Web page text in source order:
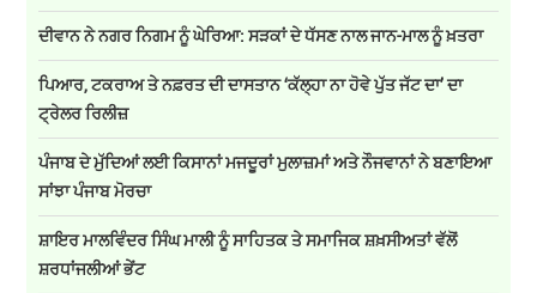
ਦੀਵਾਨ ਨੇ ਨਗਰ ਨਿਗਮ ਨੂੰ ਘੇਰਿਆ: ਸੜਕਾਂ ਦੇ ਧੱਸਣ ਨਾਲ ਜਾਨ-ਮਾਲ ਨੂੰ ਖ਼ਤਰਾ
ਪਿਆਰ, ਟਕਰਾਅ ਤੇ ਨਫ਼ਰਤ ਦੀ ਦਾਸਤਾਨ ‘ਕੱਲ੍ਹਾ ਨਾ ਹੋਵੇ ਪੁੱਤ ਜੱਟ ਦਾ’ ਦਾ
ਟ੍ਰੇਲਰ ਰਿਲੀਜ਼
ਪੰਜਾਬ ਦੇ ਮੁੱਦਿਆਂ ਲਈ ਕਿਸਾਨਾਂ ਮਜਦੂਰਾਂ ਮੁਲਾਜ਼ਮਾਂ ਅਤੇ ਨੌਜਵਾਨਾਂ ਨੇ ਬਣਾਇਆ
ਸਾਂਝਾ ਪੰਜਾਬ ਮੋਰਚਾ
ਸ਼ਾਇਰ ਮਾਲਵਿੰਦਰ ਸਿੰਘ ਮਾਲੀ ਨੂੰ ਸਾਹਿਤਕ ਤੇ ਸਮਾਜਿਕ ਸ਼ਖ਼ਸੀਅਤਾਂ ਵੱਲੋਂ
ਸ਼ਰਧਾਂਜਲੀਆਂ ਭੇਂਟ